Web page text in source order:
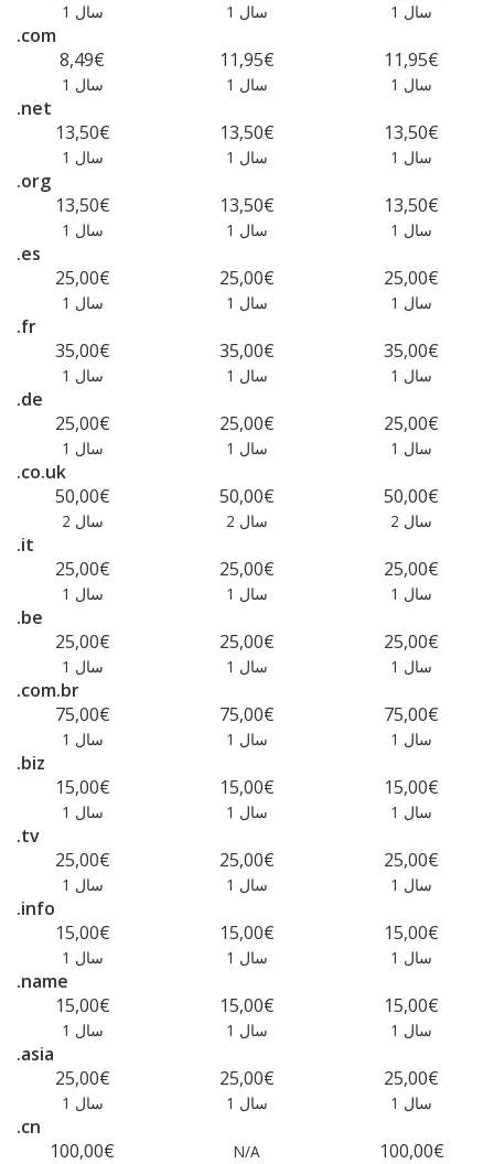
1 سال 1 سال 1 سال
.com
8,49€
1 سال
11,95€
1 سال
11,95€
1 سال
.net
13,50€
1 سال
13,50€
1 سال
13,50€
1 سال
.org
13,50€
1 سال
13,50€
1 سال
13,50€
1 سال
.es
25,00€
1 سال
25,00€
1 سال
25,00€
1 سال
.fr
35,00€
1 سال
35,00€
1 سال
35,00€
1 سال
.de
25,00€
1 سال
25,00€
1 سال
25,00€
1 سال
.co.uk
50,00€
2 سال
50,00€
2 سال
50,00€
2 سال
.it
25,00€
1 سال
25,00€
1 سال
25,00€
1 سال
.be
25,00€
1 سال
25,00€
1 سال
25,00€
1 سال
.com.br
75,00€
1 سال
75,00€
1 سال
75,00€
1 سال
.biz
15,00€
1 سال
15,00€
1 سال
15,00€
1 سال
.tv
25,00€
1 سال
25,00€
1 سال
25,00€
1 سال
.info
15,00€
1 سال
15,00€
1 سال
15,00€
1 سال
.name
15,00€
1 سال
15,00€
1 سال
15,00€
1 سال
.asia
25,00€
1 سال
25,00€
1 سال
25,00€
1 سال
.cn
100,00€
N/A 100,00€